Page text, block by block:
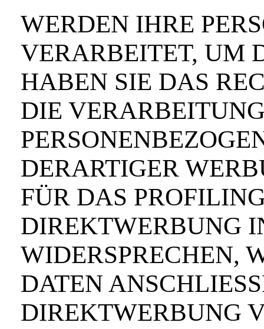
WERDEN IHRE
VERARBEITET, UM
HABEN SIE DAS
DIE
DERARTIGER
FÜR DAS
DIREKTWERBUNG
WIDERSPRECHEN,
DATEN
DIREKTWERBUNG